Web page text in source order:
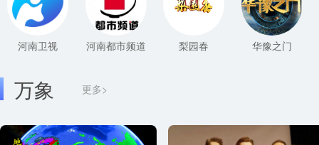
河南卫视 河南都市频道 梨园春 华豫之门
更多>
万象